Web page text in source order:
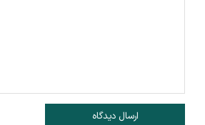
ارسال دیدگاه